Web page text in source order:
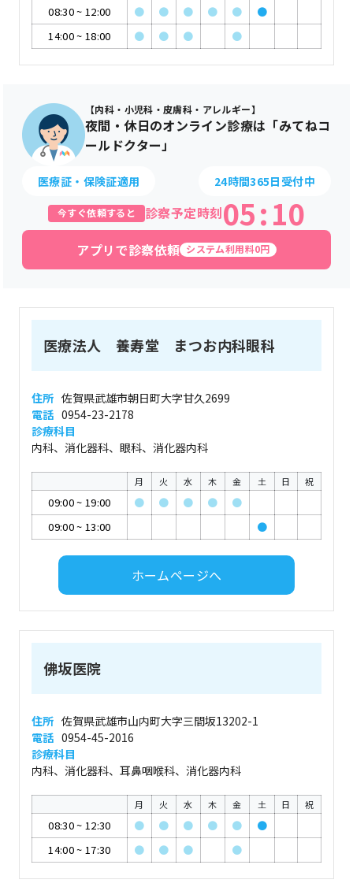
08:30~ 12:00 ● ● ● ● ●
●
14:00~ 18:00 ● ● ● ●
【内科・小児科・皮膚科・アレルギー】
夜間・休日のオンライン診療は「みてねコ
ールドクター」
医療証・保険証適用 24時間365日受付中
今すぐ依頼すると 診察予定時刻05:10
アプリで診察依頼 システム利用料0円
医療法人 養寿堂 まつお内科眼科
住所 佐賀県武雄市朝日町大字甘久2699
電話 0954-23-2178
診療科目
内科、消化器科、眼科、消化器内科
月 火 水 木 金 土 日 祝
09:00~ 19:00 ● ● ● ●
●
09:00~ 13:00 ●
ホームページへ
佛坂医院
住所 佐賀県武雄市山内町大字三間坂13202-1
電話 0954-45-2016
診療科目
内科、消化器科、耳鼻咽喉科、消化器内科
月 火 水 木 金 土 日 祝
08:30~ 12:30 ● ● ● ● ●
●
14:00~ 17:30 ● ● ● ●